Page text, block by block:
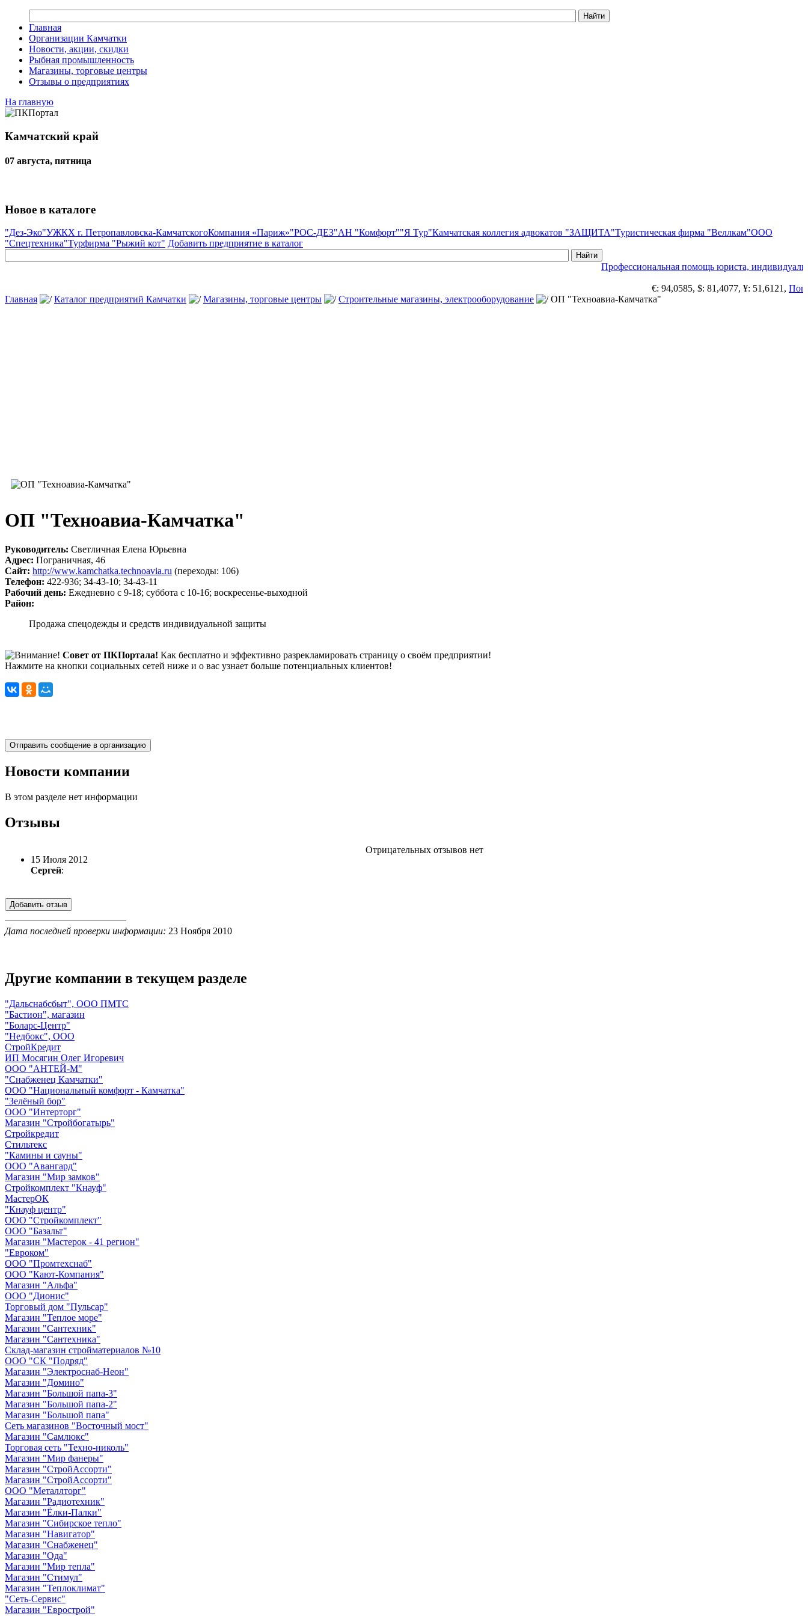
Главная
Организации Камчатки
Новости, акции, скидки
Рыбная промышленность
Магазины, торговые центры
Отзывы о предприятиях
На главную
Камчатский край
07 августа, пятница
Новое в каталоге
"Дез-Эко"УЖКХ г. Петропавловска-КамчатскогоКомпания «Париж»"РОС-ДЕЗ"АН "Комфорт""Я Тур"Камчатская коллегия адвокатов "ЗАЩИТА"Туристическая фирма "Веллкам"ООО
"Спецтехника"Турфирма "Рыжий кот" Добавить предприятие в каталог
Профессиональная помощь юриста, индивидуальный
€: 94,0585, $: 81,4077, ¥: 51,6121, Погода
Главная
Каталог предприятий Камчатки Магазины, торговые центры Строительные магазины, электрооборудование ОП "Техноавиа-Камчатка"
ОП "Техноавиа-Камчатка"
Руководитель: Светличная Елена Юрьевна
Адрес: Пограничная, 46
Сайт: http://www.kamchatka.technoavia.ru (переходы: 106)
Телефон: 422-936; 34-43-10; 34-43-11
Рабочий день: Ежедневно с 9-18; суббота с 10-16; воскресенье-выходной
Район:
Продажа спецодежды и средств индивидуальной защиты
Совет от ПКПортала! Как бесплатно и эффективно разрекламировать страницу о своём предприятии!
Нажмите на кнопки социальных сетей ниже и о вас узнает больше потенциальных клиентов!
Новости компании
В этом разделе нет информации
Отзывы
15 Июля 2012
Сергей:
Отрицательных отзывов нет
Дата последней проверки информации: 23 Ноября 2010
Другие компании в текущем разделе
"Дальснабсбыт", ООО ПМТС
"Бастион", магазин
"Боларс-Центр"
"Недбокс", ООО
СтройКредит
ИП Мосягин Олег Игоревич
ООО "АНТЕЙ-М"
"Снабженец Камчатки"
ООО "Национальный комфорт - Камчатка"
"Зелёный бор"
ООО "Интерторг"
Магазин "Стройбогатырь"
Стройкредит
Стильтекс
"Камины и сауны"
ООО "Авангард"
Магазин "Мир замков"
Стройкомплект "Кнауф"
МастерОК
"Кнауф центр"
ООО "Стройкомплект"
ООО "Базальт"
Магазин "Мастерок - 41 регион"
"Евроком"
ООО "Промтехснаб"
ООО "Кают-Компания"
Магазин "Альфа"
ООО "Дионис"
Торговый дом "Пульсар"
Магазин "Теплое море"
Магазин "Сантехник"
Магазин "Сантехника"
Склад-магазин стройматериалов №10
ООО "СК "Подряд"
Магазин "Электроснаб-Неон"
Магазин "Домино"
Магазин "Большой папа-3"
Магазин "Большой папа-2"
Магазин "Большой папа"
Сеть магазинов "Восточный мост"
Магазин "Самлюкс"
Торговая сеть "Техно-николь"
Магазин "Мир фанеры"
Магазин "СтройАссорти"
Магазин "СтройАссорти"
ООО "Металлторг"
Магазин "Радиотехник"
Магазин "Ёлки-Палки"
Магазин "Сибирское тепло"
Магазин "Навигатор"
Магазин "Снабженец"
Магазин "Ода"
Магазин "Мир тепла"
Магазин "Стимул"
Магазин "Теплоклимат"
"Сеть-Сервис"
Магазин "Еврострой"